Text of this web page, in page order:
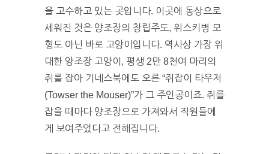
을 고수하고 있는 곳입니다. 이곳에 동상으로
세워진 것은 양조장의 창립주도, 위스키병 모
형도 아닌 바로 고양이입니다. 역사상 가장 위
대한 양조장 고양이, 평생 2만 8천여 마리의
쥐를 잡아 기네스북에도 오른 “쥐잡이 타우저
(Towser the Mouser)”가 그 주인공이죠. 쥐를
잡을 때마다 양조장으로 가져와서 직원들에
게 보여주었다고 전해집니다.